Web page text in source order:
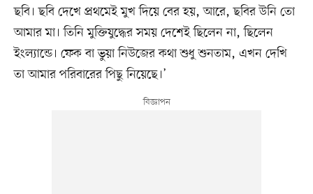
ছবি। ছবি দেখে প্রথমেই মুখ দিয়ে বের হয়, আরে, ছবির উনি তো
আমার মা। তিনি মুক্তিযুদ্ধের সময় দেশেই ছিলেন না, ছিলেন
ইংল্যান্ডে। ফেক বা ভুয়া নিউজের কথা শুধু শুনতাম, এখন দেখি
তা আমার পরিবারের পিছু নিয়েছে।’